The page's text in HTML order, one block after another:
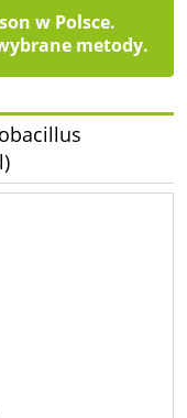
w Polsce.
metody.